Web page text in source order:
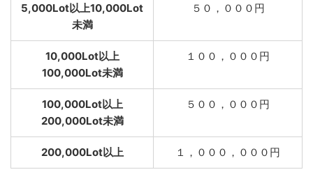
5,000Lot以上10,000Lot
未満
５０，０００円
10,000Lot以上
100,000Lot未満
１００，０００円
100,000Lot以上
200,000Lot未満
５００，０００円
200,000Lot以上 １，０００，０００円